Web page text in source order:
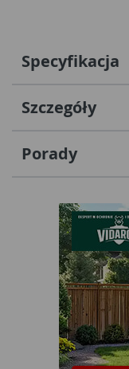
Specyfikacja
Szczegóły
Porady